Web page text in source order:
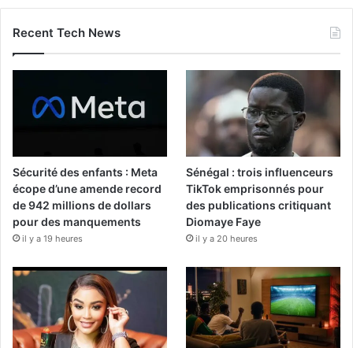
Recent Tech News
Sécurité des enfants : Meta
écope d’une amende record
de 942 millions de dollars
pour des manquements
il y a 19 heures
Sénégal : trois influenceurs
TikTok emprisonnés pour
des publications critiquant
Diomaye Faye
il y a 20 heures